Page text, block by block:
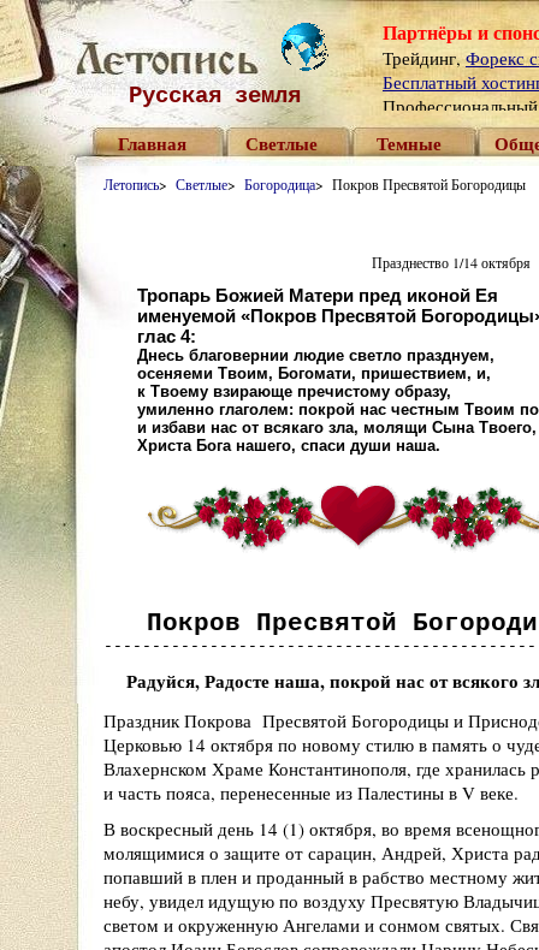
Главная Светлые Темные
Русская земля
Летопись> Светлые> Богородица> Покров Пресвятой Богородицы
Празднество 1/14 октября
Тропарь Божией Матери пред иконой Ея
именуемой «Покров Пресвятой Богородицы
глас 4:
Днесь благовернии людие светло празднуем,
осеняеми Твоим, Богомати, пришествием, и,
к Твоему взирающе пречистому образу,
умиленно глаголем: покрой нас честным Твоим
и избави нас от всякаго зла, молящи Сына Твоего,
Христа Бога нашего, спаси души наша.
Покров Пресвятой
Радуйся, Радосте наша, покрой нас от всякого
Праздник Покрова Пресвятой Богородицы и
Церковью 14 октября по новому стилю в память о
Влахернском Храме Константинополя, где
и часть пояса, перенесенные из Палестины в V веке.
В воскресный день 14 (1) октября, во время
молящимися о защите от сарацин, Андрей, Христа
попавший в плен и проданный в рабство местному
небу, увидел идущую по воздуху Пресвятую
светом и окруженную Ангелами и сонмом святых.
Партнёры и
Трейдинг,Форекс
Бесплатный